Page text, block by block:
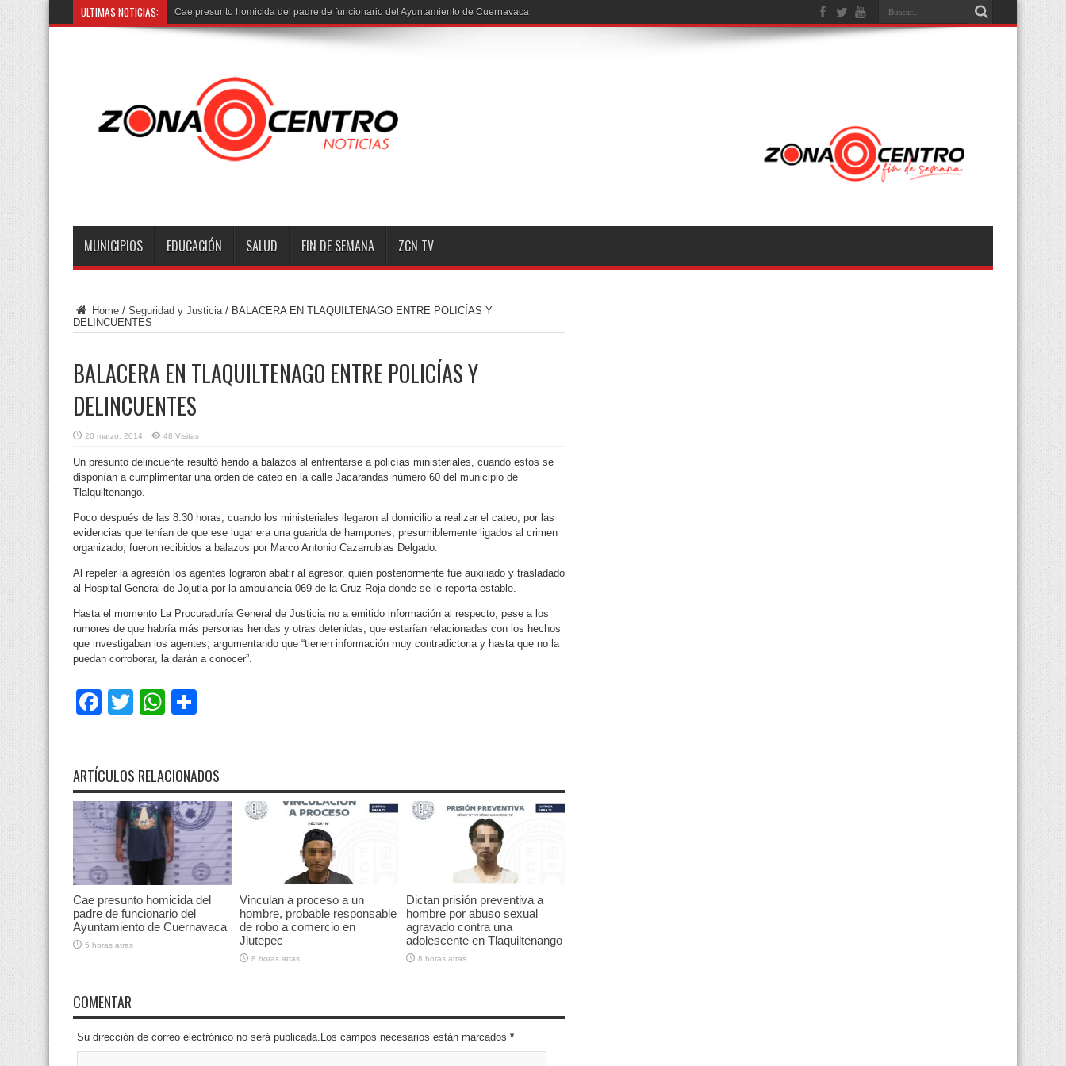
ULTIMAS NOTICIAS: Vinculan
MUNICIPIOS EDUCACIÓN SALUD FIN DE SEMANA ZCN TV
Home / Seguridad y Justicia / BALACERA EN TLAQUILTENAGO ENTRE POLICÍAS Y
DELINCUENTES
BALACERA EN TLAQUILTENAGO ENTRE POLICÍAS Y
DELINCUENTES
20 marzo, 2014 48 Visitas
Un presunto delincuente resultó herido a balazos al enfrentarse a policías ministeriales, cuando estos se
disponían a cumplimentar una orden de cateo en la calle Jacarandas número 60 del municipio de
Tlalquiltenango.
Poco después de las 8:30 horas, cuando los ministeriales llegaron al domicilio a realizar el cateo, por las
evidencias que tenían de que ese lugar era una guarida de hampones, presumiblemente ligados al crimen
organizado, fueron recibidos a balazos por Marco Antonio Cazarrubias Delgado.
Al repeler la agresión los agentes lograron abatir al agresor, quien posteriormente fue auxiliado y trasladado
al Hospital General de Jojutla por la ambulancia 069 de la Cruz Roja donde se le reporta estable.
Hasta el momento La Procuraduría General de Justicia no a emitido información al respecto, pese a los
rumores de que habría más personas heridas y otras detenidas, que estarían relacionadas con los hechos
que investigaban los agentes, argumentando que “tienen información muy contradictoria y hasta que no la
puedan corroborar, la darán a conocer”.
Facebook
TwitterWhatsApp
ARTÍCULOS RELACIONADOS
Cae presunto homicida del
padre de funcionario del
Ayuntamiento de Cuernavaca
5 horas atras
Vinculan a proceso a un
hombre, probable responsable
de robo a comercio en
Jiutepec
8 horas atras
Dictan prisión preventiva a
hombre por abuso sexual
agravado contra una
adolescente en Tlaquiltenango
8 horas atras
COMENTAR
Su dirección de correo electrónico no será publicada.Los campos necesarios están marcados *